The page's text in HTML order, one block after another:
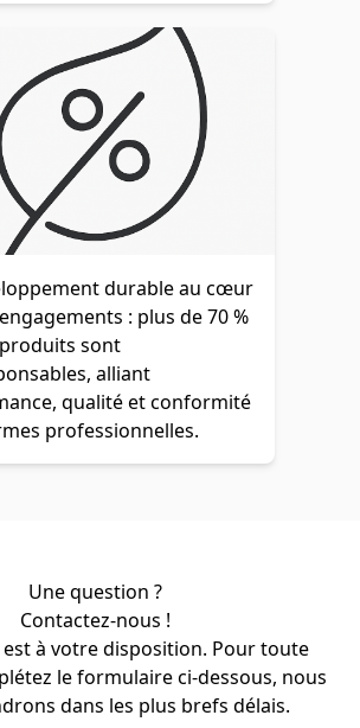
durable au cœur
: plus de 70 %
sont
alliant
qualité et conformité
professionnelles.
Une question ?
Contactez-nous !
à votre disposition. Pour toute
le formulaire ci-dessous, nous
dans les plus brefs délais.